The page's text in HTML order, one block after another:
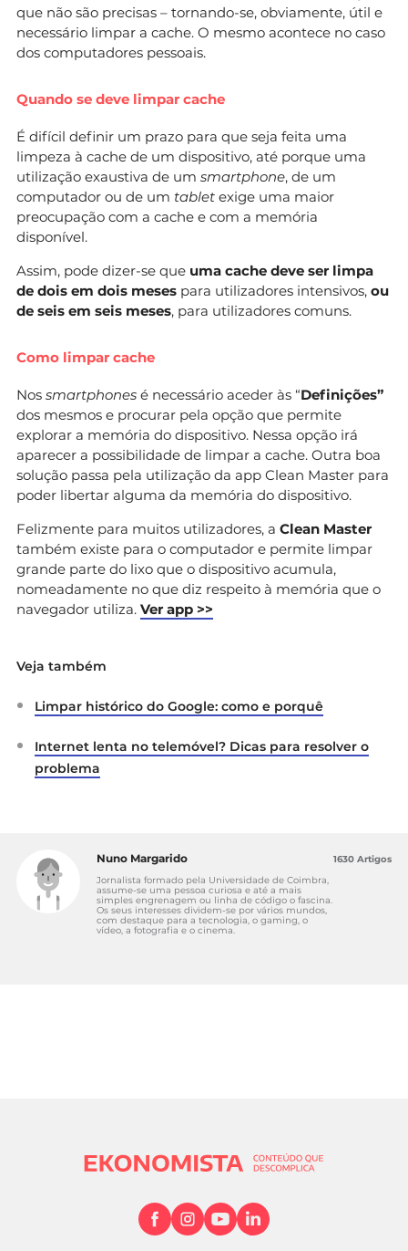
que não são precisas – tornando-se, obviamente, útil e
necessário limpar a cache. O mesmo acontece no caso
dos computadores pessoais.
Quando se deve limpar cache
É difícil definir um prazo para que seja feita uma
limpeza à cache de um dispositivo, até porque uma
utilização exaustiva de um smartphone, de um
computador ou de um tablet exige uma maior
preocupação com a cache e com a memória
disponível.
Assim, pode dizer-se que uma cache deve ser limpa
de dois em dois meses para utilizadores intensivos, ou
de seis em seis meses, para utilizadores comuns.
Como limpar cache
Nos smartphones é necessário aceder às “Definições”
dos mesmos e procurar pela opção que permite
explorar a memória do dispositivo. Nessa opção irá
aparecer a possibilidade de limpar a cache. Outra boa
solução passa pela utilização da app Clean Master para
poder libertar alguma da memória do dispositivo.
Felizmente para muitos utilizadores, a Clean Master
também existe para o computador e permite limpar
grande parte do lixo que o dispositivo acumula,
nomeadamente no que diz respeito à memória que o
navegador utiliza. Ver app >>
Veja também
Limpar histórico do Google: como e porquê
Internet lenta no telemóvel? Dicas para resolver o
problema
Nuno Margarido
Jornalista formado pela Universidade de Coimbra,
assume-se uma pessoa curiosa e até a mais
simples engrenagem ou linha de código o fascina.
Os seus interesses dividem-se por vários mundos,
com destaque para a tecnologia, o gaming, o
vídeo, a fotografia e o cinema.
1630 Artigos